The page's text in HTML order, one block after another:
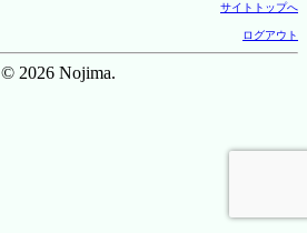
サイトトップへ
ログアウト
© 2026 Nojima.